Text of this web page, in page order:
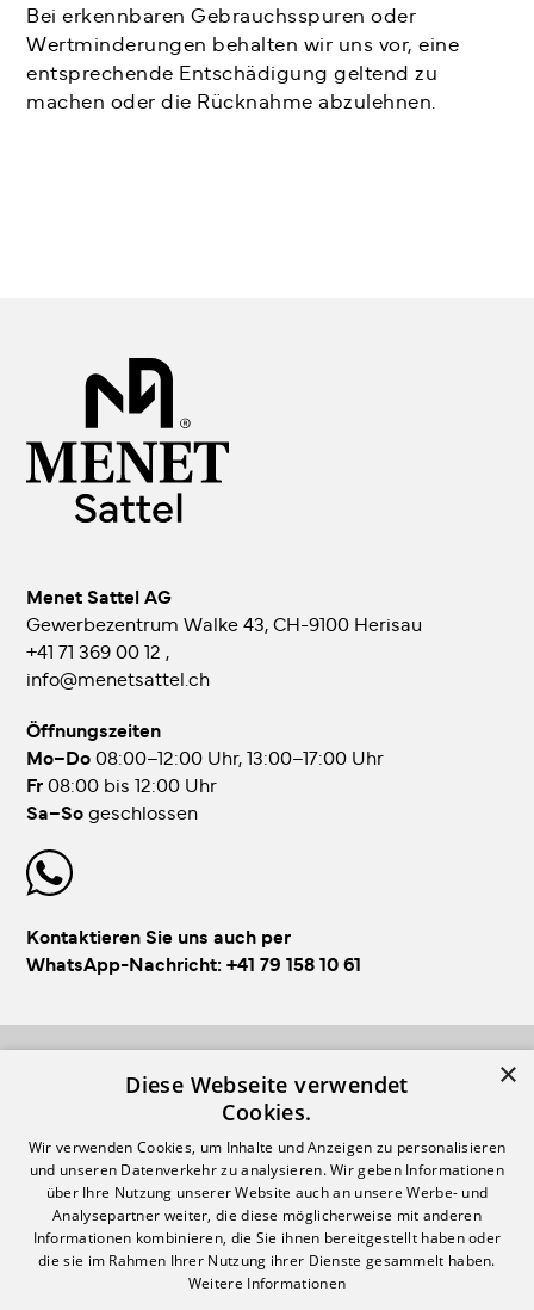
Bei erkennbaren Gebrauchsspuren oder
Wertminderungen behalten wir uns vor, eine
entsprechende Entschädigung geltend zu
machen oder die Rücknahme abzulehnen.
Menet Sattel AG
Gewerbezentrum Walke 43, CH-9100 Herisau
+41 71 369 00 12 ,
info@menetsattel.ch
Öffnungszeiten
Mo–Do08:00–12:00 Uhr, 13:00–17:00 Uhr
Fr08:00 bis 12:00 Uhr
Sa–Sogeschlossen
Kontaktieren Sie uns auch per
WhatsApp-Nachricht: +41 79 158 10 61
FOLLOW US!
Login
Impressum & AGB
Datenschutzerklärung
×
Diese Webseite verwendet
Cookies.
Wir verwenden Cookies, um Inhalte und Anzeigen zu personalisieren
und unseren Datenverkehr zu analysieren. Wir geben Informationen
über Ihre Nutzung unserer Website auch an unsere Werbe- und
Analysepartner weiter, die diese möglicherweise mit anderen
Informationen kombinieren, die Sie ihnen bereitgestellt haben oder
die sie im Rahmen Ihrer Nutzung ihrer Dienste gesammelt haben.
Weitere Informationen